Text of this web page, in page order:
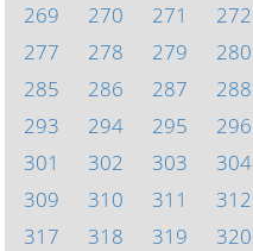
269
270 271 272
277
278 279 280
285
286 287 288
293
294 295 296
301
302 303 304
309
310 311 312
317
318 319 320